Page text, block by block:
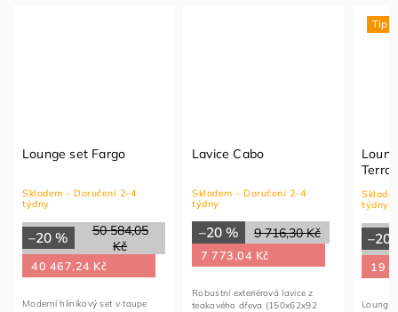
Lounge set Fargo
Skladem - Doručení 2–4
týdny
50 584,05
Kč
–20 %
40 467,24 Kč
Moderní hliníkový set v taupe
Lavice Cabo
Skladem - Doručení 2–4
týdny
9 716,30 Kč
–20 %
7 773,04 Kč
Robustní exteriérová lavice z
teakového dřeva (150x62x92
Tip
týdny
–20
19
Lounge